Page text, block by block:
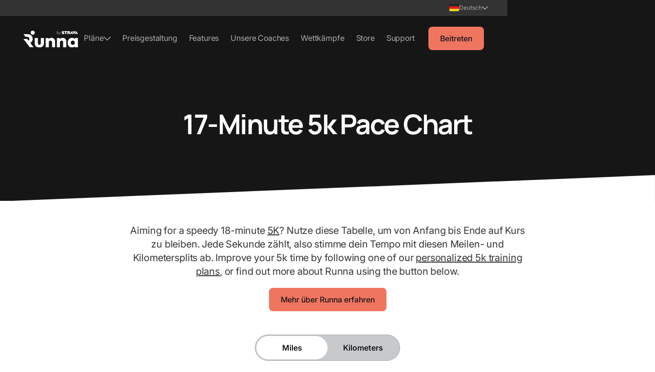
Deutsch
Pläne Preisgestaltung Features Unsere Coaches Wettkämpfe Store Support Beitreten
17-Minute 5k Pace Chart
Aiming for a speedy 18-minute 5K? Nutze diese Tabelle, um von Anfang bis Ende auf Kurs
zu bleiben. Jede Sekunde zählt, also stimme dein Tempo mit diesen Meilen- und
Kilometersplits ab. Improve your 5k time by following one of our personalized 5k training
plans, or find out more about Runna using the button below.
Mehr über Runna erfahren
Miles Kilometers